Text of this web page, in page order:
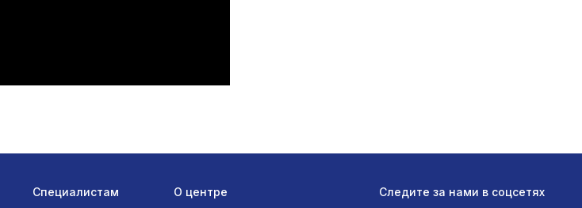
Специалистам О центре Следите за нами в соцсетях